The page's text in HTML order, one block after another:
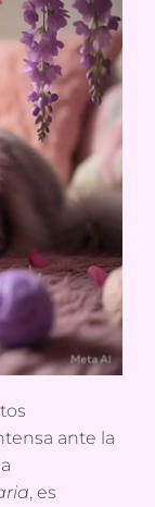
ante la
, es